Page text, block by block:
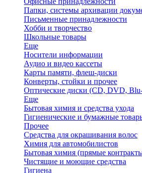
Папки, системы архивации
Письменные принадлежности
Хобби и творчество
Школьные товары
Еще
Носители информации
Аудио и видео кассеты
Карты памяти, флеш-диски
Конверты, стойки и прочее
Оптические диски (CD, DVD,
Еще
Бытовая химия и средства ухода
Гигиенические и бумажные
Прочее
Средства для окрашивания волос
Химия для автомобилистов
Бытовая химия (прямые
Чистящие и моющие средства
Гигиена